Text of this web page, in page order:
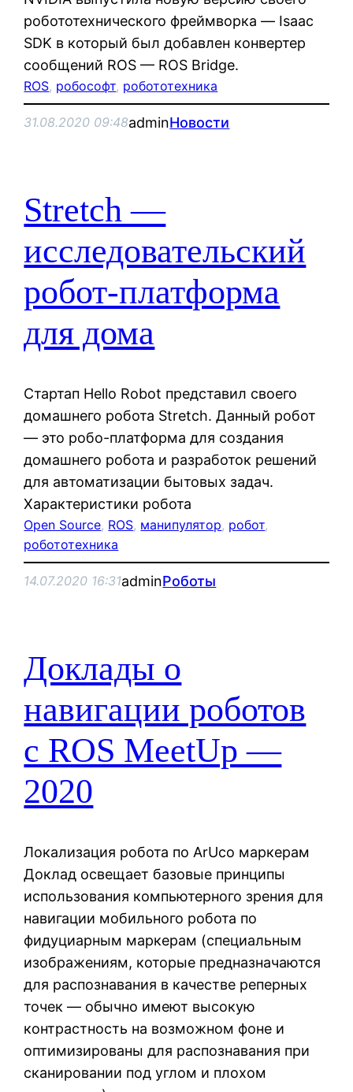
робототехнического фреймворка — Isaac
SDK в который был добавлен конвертер
сообщений ROS — ROS Bridge.
ROS, робософт, робототехника
31.08.2020 09:48adminНовости
Stretch —
исследовательский
робот-платформа
для дома
Стартап Hello Robot представил своего
домашнего робота Stretch. Данный робот
— это робо-платформа для создания
домашнего робота и разработок решений
для автоматизации бытовых задач.
Характеристики робота
Open Source, ROS, манипулятор, робот
робототехника
14.07.2020 16:31adminРоботы
Доклады о
навигации роботов
с ROS MeetUp —
2020
Локализация робота по ArUco маркерам
Доклад освещает базовые принципы
использования компьютерного зрения для
навигации мобильного робота по
фидуциарным маркерам (специальным
изображениям, которые предназначаются
для распознавания в качестве реперных
точек — обычно имеют высокую
контрастность на возможном фоне и
оптимизированы для распознавания при
сканировании под углом и плохом